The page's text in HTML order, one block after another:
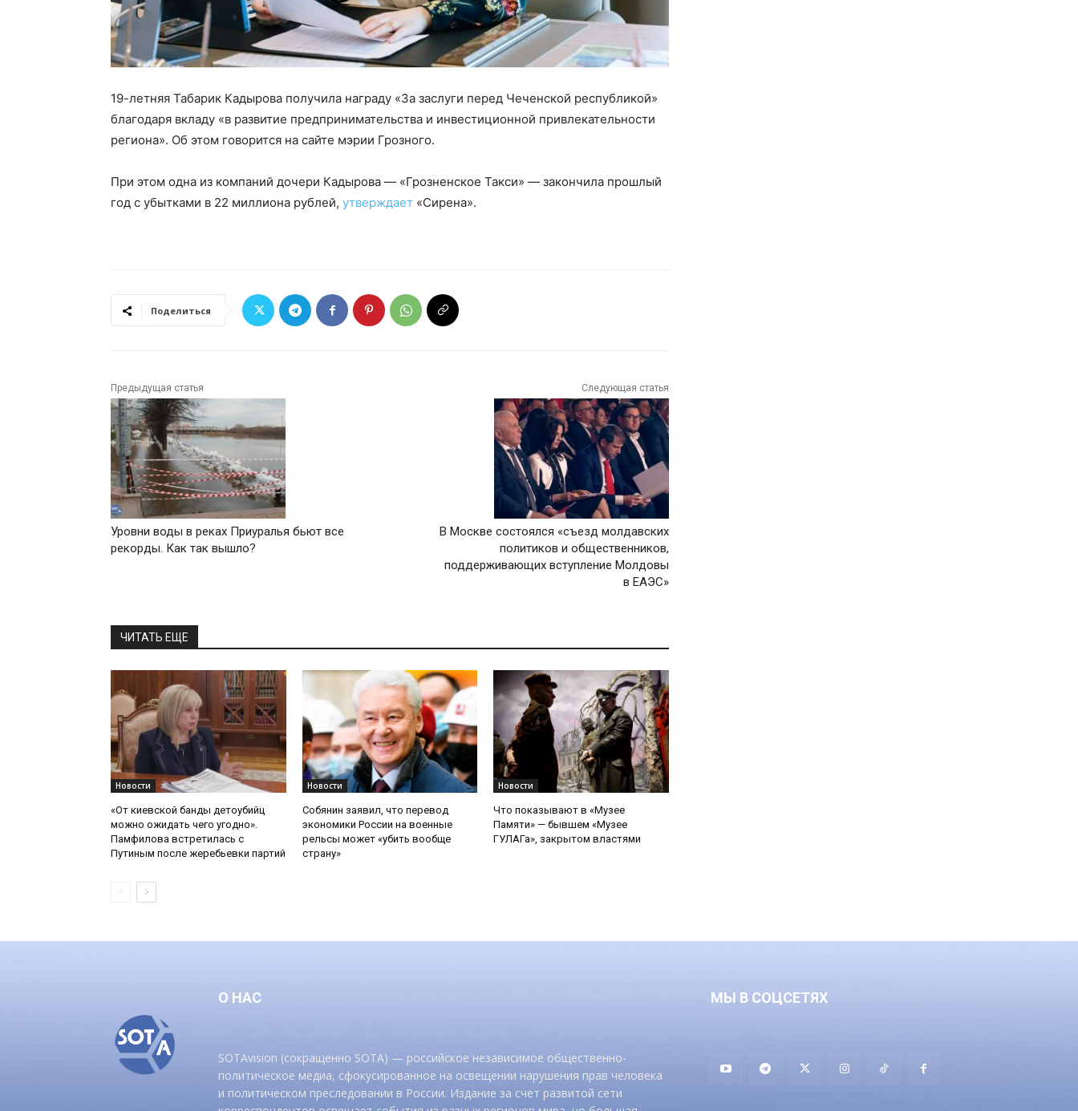
19-летняя Табарик Кадырова получила награду «За заслуги перед Чеченской республикой»
благодаря вкладу «в развитие предпринимательства и инвестиционной привлекательности
региона». Об этом говорится на сайте мэрии Грозного.
При этом одна из компаний дочери Кадырова — «Грозненское Такси» — закончила прошлый
год с убытками в 22 миллиона рублей, утверждает «Сирена».
Поделиться
Предыдущая статья
Уровни воды в реках Приуралья бьют все
рекорды. Как так вышло?
Следующая статья
В Москве состоялся «съезд молдавских
политиков и общественников,
поддерживающих вступление Молдовы
в ЕАЭС»
ЧИТАТЬ ЕЩЕ
Новости
«От киевской банды детоубийц
можно ожидать чего угодно».
Памфилова встретилась с
Путиным после жеребьевки партий
Новости
Собянин заявил, что перевод
экономики России на военные
рельсы может «убить вообще
страну»
Новости
Что показывают в «Музее
Памяти» — бывшем «Музее
ГУЛАГа», закрытом властями
О НАС
SOTAvision (сокращенно SOTA) — российское независимое общественно-
политическое медиа, сфокусированное на освещении нарушения прав человека
и политическом преследовании в России. Издание за счет развитой сети
МЫ В СОЦСЕТЯХ